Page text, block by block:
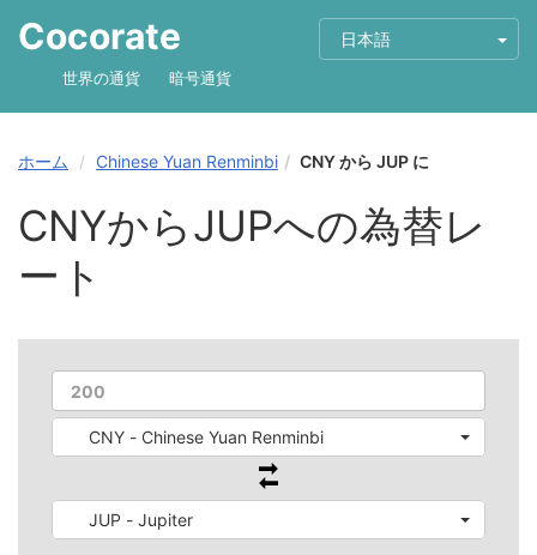
Cocorate 日本語
世界の通貨 暗号通貨
ホーム Chinese Yuan Renminbi CNY から JUP に
CNYからJUPへの為替レ
ート
CNY - Chinese Yuan Renminbi
JUP - Jupiter